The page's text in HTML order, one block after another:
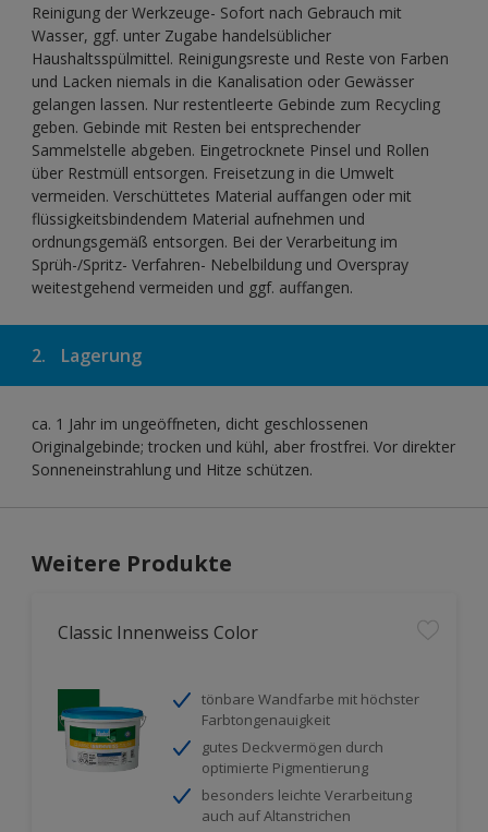
Reinigung der Werkzeuge- Sofort nach Gebrauch mit
Wasser, ggf. unter Zugabe handelsüblicher
Haushaltsspülmittel. Reinigungsreste und Reste von Farben
und Lacken niemals in die Kanalisation oder Gewässer
gelangen lassen. Nur restentleerte Gebinde zum Recycling
geben. Gebinde mit Resten bei entsprechender
Sammelstelle abgeben. Eingetrocknete Pinsel und Rollen
über Restmüll entsorgen. Freisetzung in die Umwelt
vermeiden. Verschüttetes Material auffangen oder mit
flüssigkeitsbindendem Material aufnehmen und
ordnungsgemäß entsorgen. Bei der Verarbeitung im
Sprüh-/Spritz- Verfahren- Nebelbildung und Overspray
weitestgehend vermeiden und ggf. auffangen.
2. Lagerung
ca. 1 Jahr im ungeöffneten, dicht geschlossenen
Originalgebinde; trocken und kühl, aber frostfrei. Vor direkter
Sonneneinstrahlung und Hitze schützen.
Weitere Produkte
Classic Innenweiss Color
tönbare Wandfarbe mit höchster
Farbtongenauigkeit
gutes Deckvermögen durch
optimierte Pigmentierung
besonders leichte Verarbeitung
auch auf Altanstrichen